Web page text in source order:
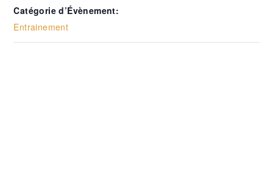
Catégorie d’Évènement:
Entrainement